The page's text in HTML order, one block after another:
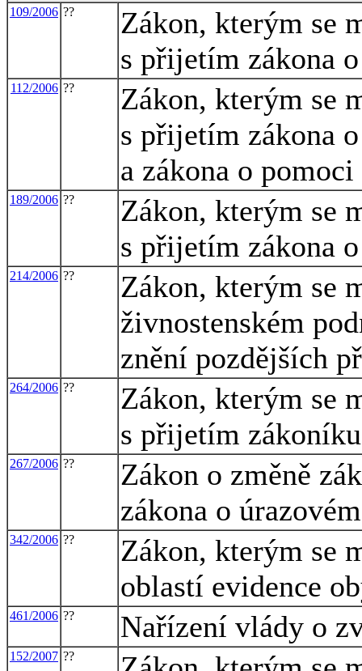
109/2006 ??
Zákon, kterým se
s přijetím zákona
112/2006 ??
Zákon, kterým se
s přijetím zákona
a zákona o
189/2006 ??
Zákon, kterým se
s přijetím zákona
214/2006 ??
Zákon, kterým se
živnostenském
znění pozdějších
264/2006 ??
Zákon, kterým se
s přijetím
267/2006 ??
Zákon o změně
zákona o
342/2006 ??
Zákon, kterým se
oblastí evidence
461/2006 ?? Nařízení vlády o
152/2007 ??